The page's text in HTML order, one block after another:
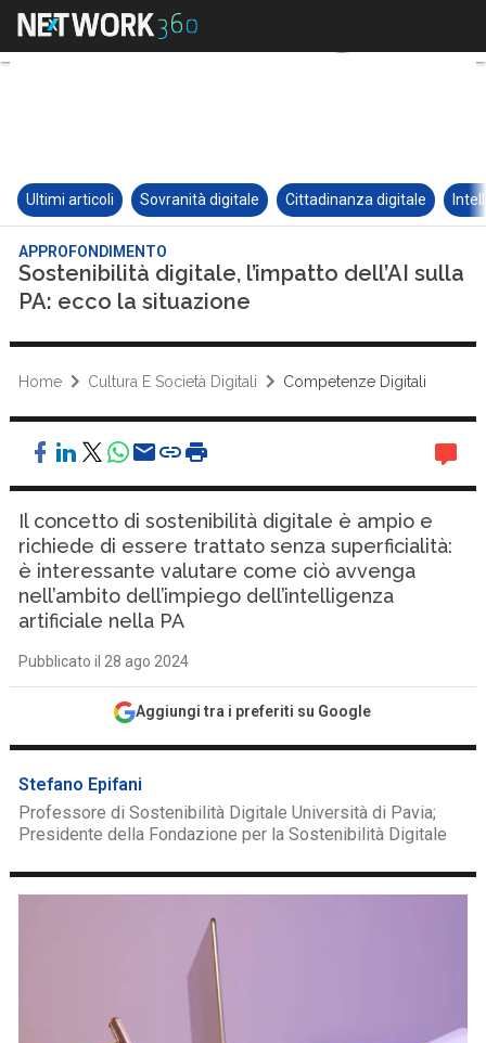
Ultimi articoli Sovranità digitale Cittadinanza digitale
APPROFONDIMENTO
Sostenibilità digitale, l’impatto dell’AI sulla
PA: ecco la situazione
Home Cultura E Società Digitali Competenze Digitali
Il concetto di sostenibilità digitale è ampio e
richiede di essere trattato senza superficialità:
è interessante valutare come ciò avvenga
nell’ambito dell’impiego dell’intelligenza
artificiale nella PA
Pubblicato il 28 ago 2024
Aggiungi tra i preferiti su Google
Stefano Epifani
Professore di Sostenibilità Digitale Università di Pavia;
Presidente della Fondazione per la Sostenibilità Digitale